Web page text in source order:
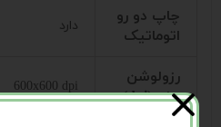
چاپ دو رو
اتوماتیک
دارد
رزولوشن
چاپ(dpi)
600x600 dpi